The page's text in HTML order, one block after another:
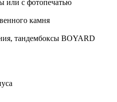
или с фотопечатью
камня
тандембоксы BOYARD